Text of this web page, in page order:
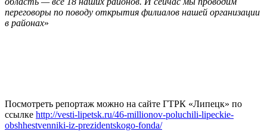
переговоры по поводу открытия филиалов нашей организации
в районах»
Посмотреть репортаж можно на сайте ГТРК «Липецк» по
ссылке http://vesti-lipetsk.ru/46-millionov-poluchili-lipeckie-
obshhestvenniki-iz-prezidentskogo-fonda/